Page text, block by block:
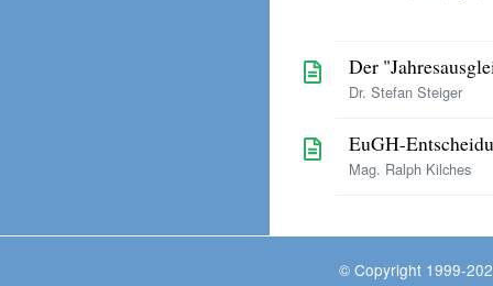
Der
Dr. Stefan Steiger
EuGH-
Mag. Ralph Kilches
© Copyright 1999-